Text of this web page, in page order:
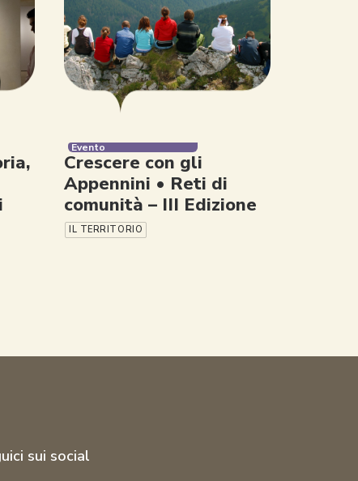
Evento
Crescere con gli
Appennini • Reti di
comunità – III Edizione
IL TERRITORIO
sui social